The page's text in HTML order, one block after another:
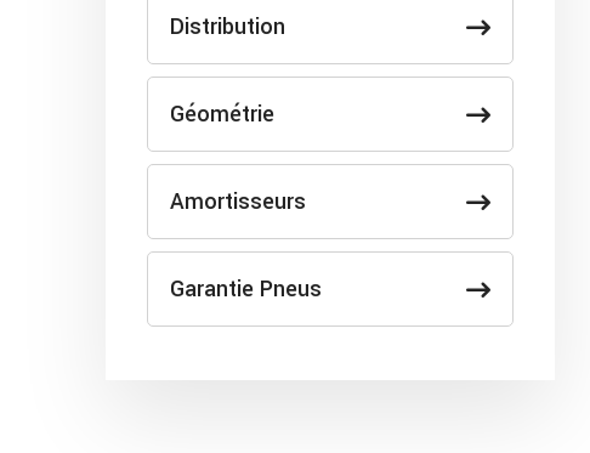
Distribution
Géométrie
Amortisseurs
Garantie Pneus